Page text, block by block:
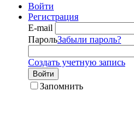
Войти
Регистрация
E-mail
ПарольЗабыли пароль?
Создать учетную запись
Войти
Запомнить